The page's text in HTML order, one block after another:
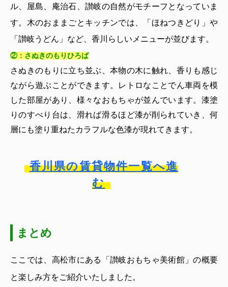
ル、屋島、庵治石、讃岐の自然がモチーフとなっていま
す。木のおままごとキッチンでは、「ほねつきどり」や
「讃岐うどん」など、香川らしいメニューが並びます。
②：さぬきのもりひろば
さぬきのもりに立ち並ぶ、本物の木に触れ、香りも感じ
ながら遊ぶことができます。レトロなことでん車両を模
した部屋があり、様々なおもちゃが並んでいます。漆塗
りのすべり台は、滑れば滑るほど漆が削られていき、何
層にも塗り重ねたカラフルな色漆が現れてきます。
香川県の賃貸物件一覧へ進
む
まとめ
ここでは、高松市にある「讃岐おもちゃ美術館」の概要
と楽しみ方をご紹介いたしました。